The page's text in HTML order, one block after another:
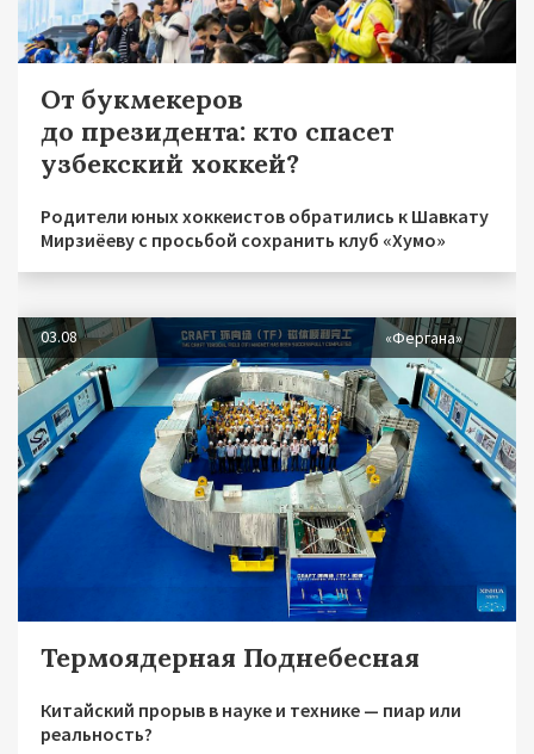
От букмекеров
до президента: кто спасет
узбекский хоккей?
Родители юных хоккеистов обратились к Шавкату
Мирзиёеву с просьбой сохранить клуб «Хумо»
03.08 «Фергана»
Термоядерная Поднебесная
Китайский прорыв в науке и технике — пиар или
реальность?